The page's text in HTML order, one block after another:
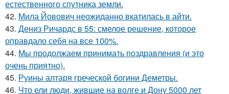
естественного спутника земли.
42. Мила Йовович неожиданно вкатилась в айти.
43. Дениз Ричардс в 55: смелое решение, которое
оправдало себя на все 100%.
44. Мы продолжаем принимать поздравления (и это
очень приятно).
45. Руины алтаря греческой богини Деметры.
46. Что ели люди, жившие на волге и Дону 5000 лет